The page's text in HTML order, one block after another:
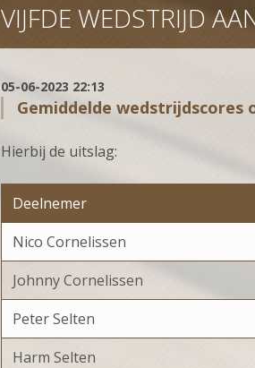
VIJFDE WEDSTRIJD
05-06-2023 22:13
Gemiddelde wedstrijdscores
Hierbij de uitslag:
Deelnemer
Nico Cornelissen
Johnny Cornelissen
Peter Selten
Harm Selten